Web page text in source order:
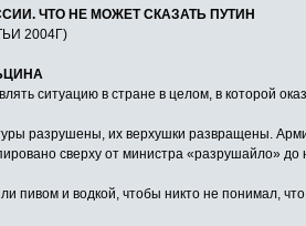
ЧТО НЕ МОЖЕТ СКАЗАТЬ ПУТИН
2004Г)
ситуацию в стране в целом, в которой
разрушены, их верхушки развращены.
сверху от министра «разрушайло»
пивом и водкой, чтобы никто не понимал,